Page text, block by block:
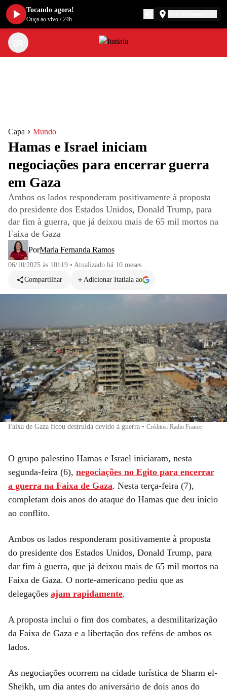
Capa Mundo
Hamas e Israel iniciam
negociações para encerrar guerra
em Gaza
Ambos os lados responderam positivamente à proposta
do presidente dos Estados Unidos, Donald Trump, para
dar fim à guerra, que já deixou mais de 65 mil mortos na
Faixa de Gaza
PorMaria Fernanda Ramos
06/10/2025 às 10h19 • Atualizado há 10 meses
Compartilhar
Adicionar Itatiaia ao
Faixa de Gaza ficou destruída devido à guerra • Créditos: Radio France
O grupo palestino Hamas e Israel iniciaram, nesta
segunda-feira (6), negociações no Egito para encerrar
a guerra na Faixa de Gaza. Nesta terça-feira (7),
completam dois anos do ataque do Hamas que deu início
ao conflito.
Ambos os lados responderam positivamente à proposta
do presidente dos Estados Unidos, Donald Trump, para
dar fim à guerra, que já deixou mais de 65 mil mortos na
Faixa de Gaza. O norte-americano pediu que as
delegações ajam rapidamente.
A proposta inclui o fim dos combates, a desmilitarização
da Faixa de Gaza e a libertação dos reféns de ambos os
lados.
As negociações ocorrem na cidade turística de Sharm el-
Sheikh, um dia antes do aniversário de dois anos do
Tocando agora!
Ouça ao vivo /24h